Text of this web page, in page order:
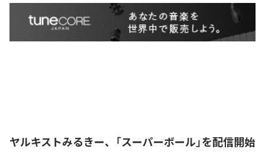
ヤルキストみるきー、「スーパーボール」を配信開始